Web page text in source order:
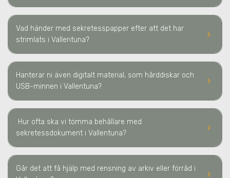
keyboard_arrow_right
Vad händer med sekretesspapper efter att det har
strimlats i Vallentuna?
keyboard_arrow_right
Hanterar ni även digitalt material, som hårddiskar och
USB-minnen i Vallentuna?
keyboard_arrow_right
Hur ofta ska vi tömma behållare med
sekretessdokument i Vallentuna?
keyboard_arrow_right
Går det att få hjälp med rensning av arkiv eller förråd i